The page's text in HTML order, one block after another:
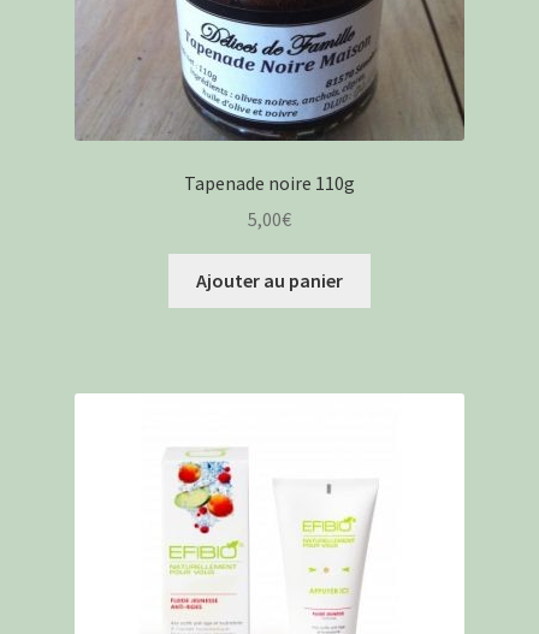
Tapenade noire 110g
5,00€
Ajouter au panier